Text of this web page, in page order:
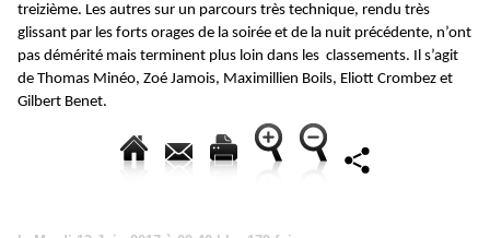
treizième. Les autres sur un parcours très technique, rendu très
glissant par les forts orages de la soirée et de la nuit précédente, n’ont
pas démérité mais terminent plus loin dans les classements. Il s’agit
de Thomas Minéo, Zoé Jamois, Maximillien Boils, Eliott Crombez et
Gilbert Benet.